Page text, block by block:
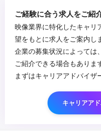
ご経験に合う求人をご紹
映像業界に特化したキャリ
望をもとに求人をご案内し
企業の募集状況によっては
ご紹介できる場合もありま
まずはキャリアアドバイザ
キャリアア